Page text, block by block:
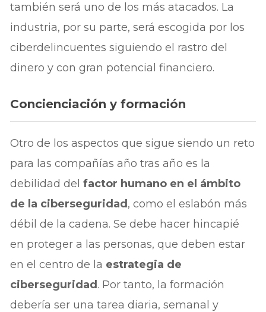
también será uno de los más atacados. La
industria, por su parte, será escogida por los
ciberdelincuentes siguiendo el rastro del
dinero y con gran potencial financiero.
Concienciación y formación
Otro de los aspectos que sigue siendo un reto
para las compañías año tras año es la
debilidad del factor humano en el ámbito
de la ciberseguridad , como el eslabón más
débil de la cadena. Se debe hacer hincapié
en proteger a las personas, que deben estar
en el centro de la estrategia de
ciberseguridad . Por tanto, la formación
debería ser una tarea diaria, semanal y